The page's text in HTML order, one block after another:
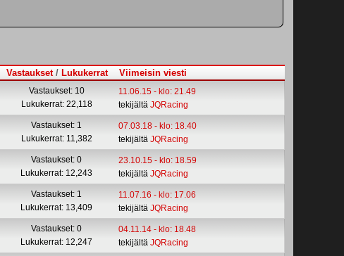
Vastaukset/ Lukukerrat
Viimeisin viesti
Vastaukset: 10
Lukukerrat: 22,118
11.06.15 - klo: 21.49
tekijältäJQRacing
Vastaukset: 1
Lukukerrat: 11,382
07.03.18 - klo: 18.40
tekijältäJQRacing
Vastaukset: 0
Lukukerrat: 12,243
23.10.15 - klo: 18.59
tekijältäJQRacing
Vastaukset: 1
Lukukerrat: 13,409
11.07.16 - klo: 17.06
tekijältäJQRacing
Vastaukset: 0
Lukukerrat: 12,247
04.11.14 - klo: 18.48
tekijältäJQRacing